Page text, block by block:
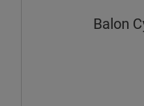
Balon